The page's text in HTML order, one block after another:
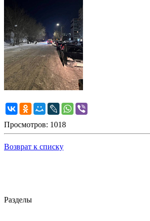
Просмотров: 1018
Возврат к списку
Разделы